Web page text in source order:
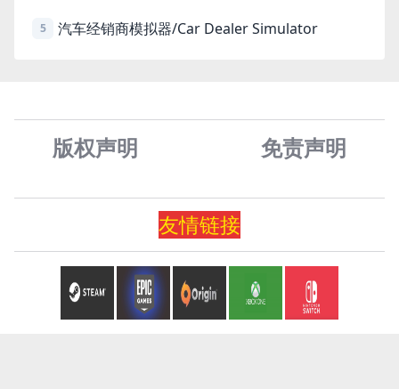
5 汽车经销商模拟器/Car Dealer Simulator
版权声明 免责声明
友情链接